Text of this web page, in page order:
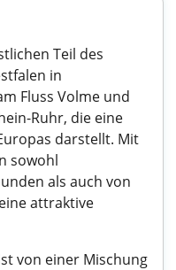
Teil des
in
Fluss Volme und
Ruhr, die eine
darstellt. Mit
sowohl
als auch von
attraktive
von einer Mischung